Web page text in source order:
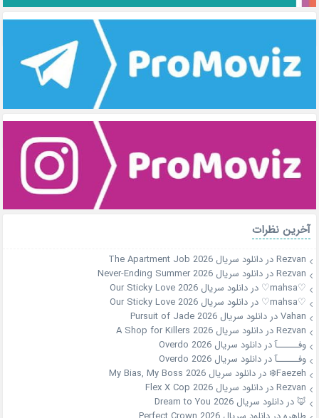
آخرین نظرات
Rezvanدردانلود سریال The Apartment Job 2026
Rezvanدردانلود سریال Never-Ending Summer 2026
♡mahsa♡
دردانلود سریال Our Sticky Love 2026
♡mahsa♡
دردانلود سریال Our Sticky Love 2026
Vahanدردانلود سریال Pursuit of Jade 2026
Rezvanدردانلود سریال A Shop for Killers 2026
وفــــــآدردانلود سریال Overdo 2026
وفــــــآدردانلود سریال Overdo 2026
Faezeh❄️
دردانلود سریال My Bias, My Boss 2026
Rezvanدردانلود سریال Flex X Cop 2026
🦊دردانلود سریال Dream to You 2026